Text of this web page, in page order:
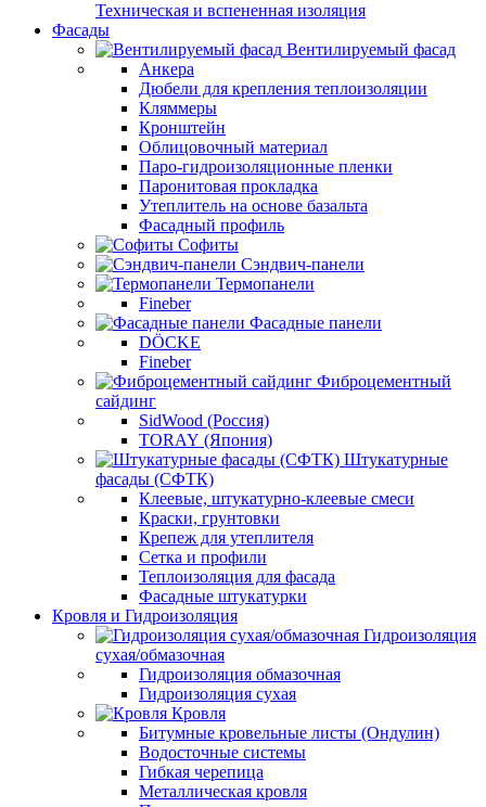
Техническая и вспененная изоляция
Фасады
Вентилируемый фасад
Анкера
Дюбели для крепления теплоизоляции
Кляммеры
Кронштейн
Облицовочный материал
Паро-гидроизоляционные пленки
Паронитовая прокладка
Утеплитель на основе базальта
Фасадный профиль
Софиты
Сэндвич-панели
Термопанели
Fineber
Фасадные панели
DÖCKE
Fineber
Фиброцементный
сайдинг
SidWood (Россия)
TORAY (Япония)
Штукатурные
фасады (СФТК)
Клеевые, штукатурно-клеевые смеси
Краски, грунтовки
Крепеж для утеплителя
Сетка и профили
Теплоизоляция для фасада
Фасадные штукатурки
Кровля и Гидроизоляция
Гидроизоляция
сухая/обмазочная
Гидроизоляция обмазочная
Гидроизоляция сухая
Кровля
Битумные кровельные листы (Ондулин)
Водосточные системы
Гибкая черепица
Металлическая кровля